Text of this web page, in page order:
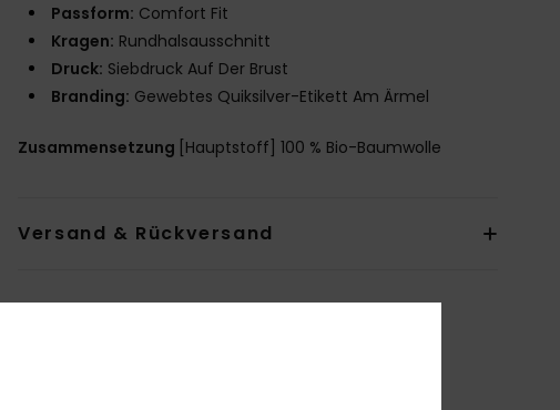
Passform: Comfort Fit
Kragen: Rundhalsausschnitt
Druck: Siebdruck Auf Der Brust
Branding: Gewebtes Quiksilver-Etikett Am Ärmel
Zusammensetzung [Hauptstoff] 100 % Bio-Baumwolle
Versand & Rückversand